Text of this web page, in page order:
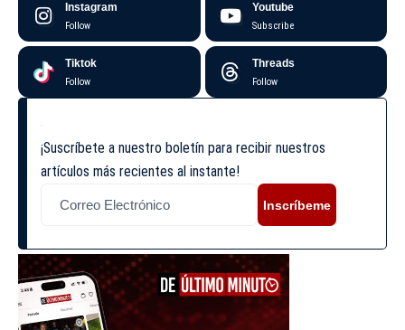
Instagram
Follow
Youtube
Subscribe
Tiktok
Follow
Threads
Follow
¡Suscríbete a nuestro boletín para recibir nuestros
artículos más recientes al instante!
Inscríbeme